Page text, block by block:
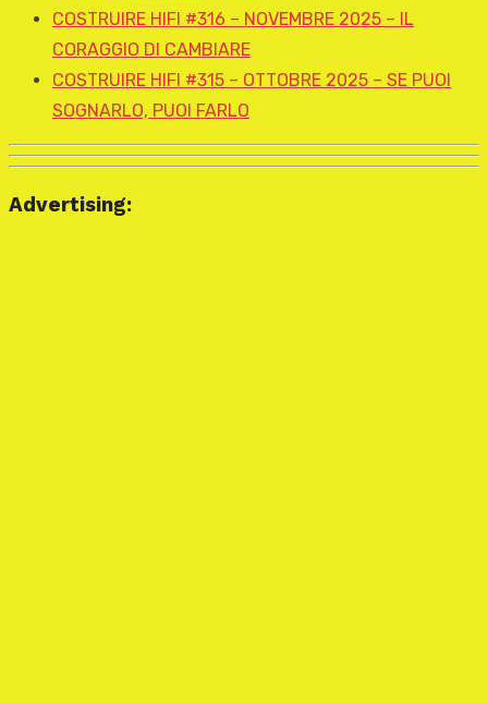
COSTRUIRE HIFI #316 – NOVEMBRE 2025 – IL
CORAGGIO DI CAMBIARE
COSTRUIRE HIFI #315 – OTTOBRE 2025 – SE PUOI
SOGNARLO, PUOI FARLO
Advertising: